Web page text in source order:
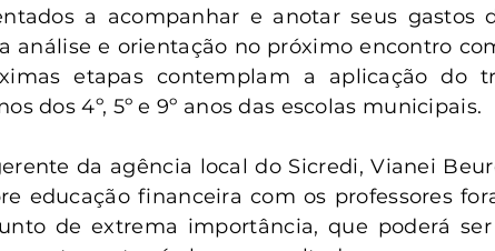
a acompanhar e anotar seus gastos
análise e orientação no próximo encontro
etapas contemplam a aplicação do
dos 4º, 5º e 9º anos das escolas municipais.
da agência local do Sicredi, Vianei
educação financeira com os professores
de extrema importância, que poderá